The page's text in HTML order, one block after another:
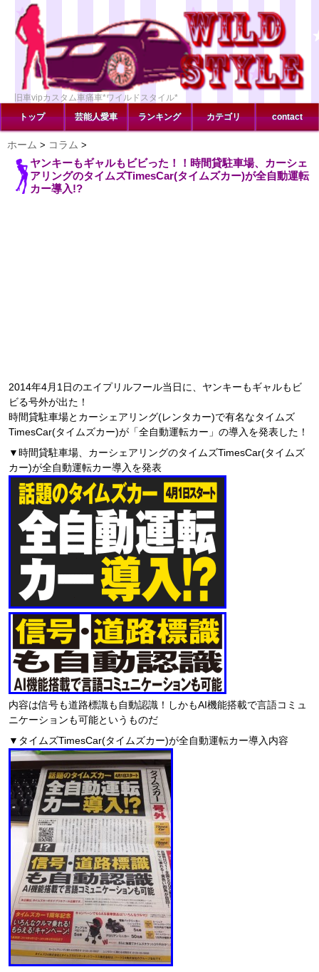
旧車vipカスタム車痛車*ワイルドスタイル*
トップ
芸能人愛車 ランキング カテゴリ contact
ホーム > コラム >
ヤンキーもギャルもビビった！！時間貸駐車場、カーシェ
アリングのタイムズTimesCar(タイムズカー)が全自動運転
カー導入!?
2014年4月1日のエイプリルフール当日に、ヤンキーもギャルもビ
ビる号外が出た！
時間貸駐車場とカーシェアリング(レンタカー)で有名なタイムズ
TimesCar(タイムズカー)が「全自動運転カー」の導入を発表した！
▼時間貸駐車場、カーシェアリングのタイムズTimesCar(タイムズ
カー)が全自動運転カー導入を発表
内容は信号も道路標識も自動認識！しかもAI機能搭載で言語コミュ
ニケーションも可能というものだ
▼タイムズTimesCar(タイムズカー)が全自動運転カー導入内容